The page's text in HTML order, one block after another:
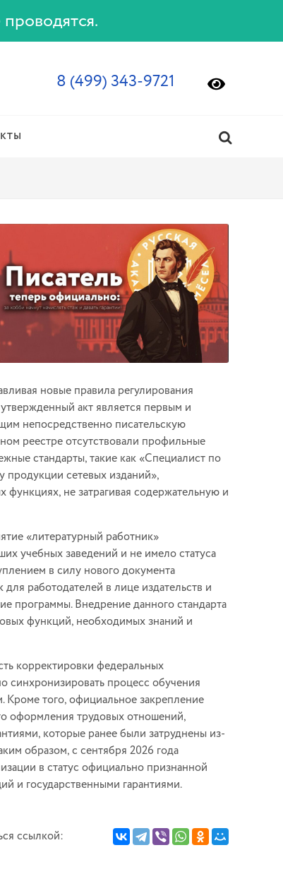
8 (499) 343-9721
новые правила регулирования
акт является первым и
непосредственно писательскую
реестре отсутствовали профильные
стандарты, такие как «Специалист по
сетевых изданий»,
не затрагивая содержательную и
«литературный работник»
учебных заведений и не имело статуса
в силу нового документа
работодателей в лице издательств и
программы. Внедрение данного стандарта
функций, необходимых знаний и
корректировки федеральных
синхронизировать процесс обучения
того, официальное закрепление
оформления трудовых отношений,
которые ранее были затруднены из-
образом, с сентября 2026 года
в статус официально признанной
и государственными гарантиями.
ссылкой: